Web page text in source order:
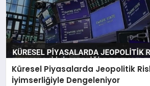
Küresel Piyasalarda Jeopolitik
İyimserliğiyle Dengeleniyor